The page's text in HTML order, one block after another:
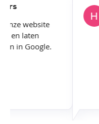
onze website
en laten
in Google.